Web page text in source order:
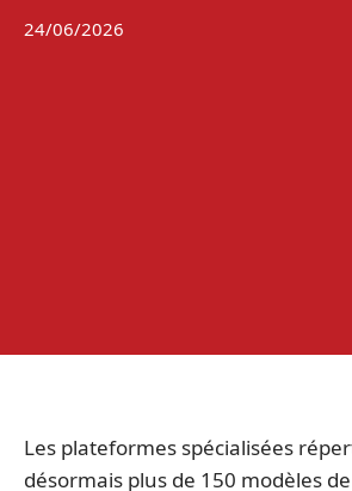
24/06/2026
Les plateformes spécialisées
désormais plus de 150 modèles